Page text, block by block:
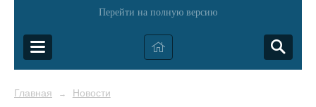
Перейти на полную версию
Главная → Новости